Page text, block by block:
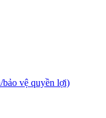
vệ quyền lợi)